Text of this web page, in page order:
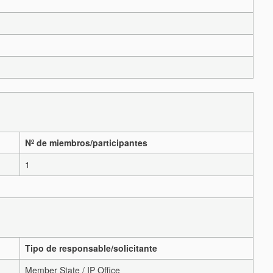
Nº de miembros/participantes
1
Tipo de responsable/solicitante
Member State / IP Office